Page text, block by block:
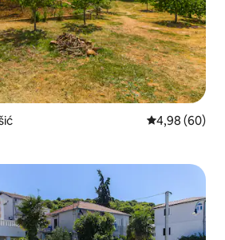
Évaluation
4,98 (60)